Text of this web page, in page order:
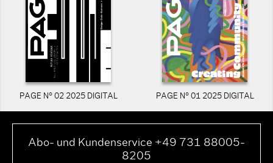
PAGE N° 02 2025 DIGITAL PAGE N° 01 2025 DIGITAL
Abo- und Kundenservice +49 731 88005-
8205